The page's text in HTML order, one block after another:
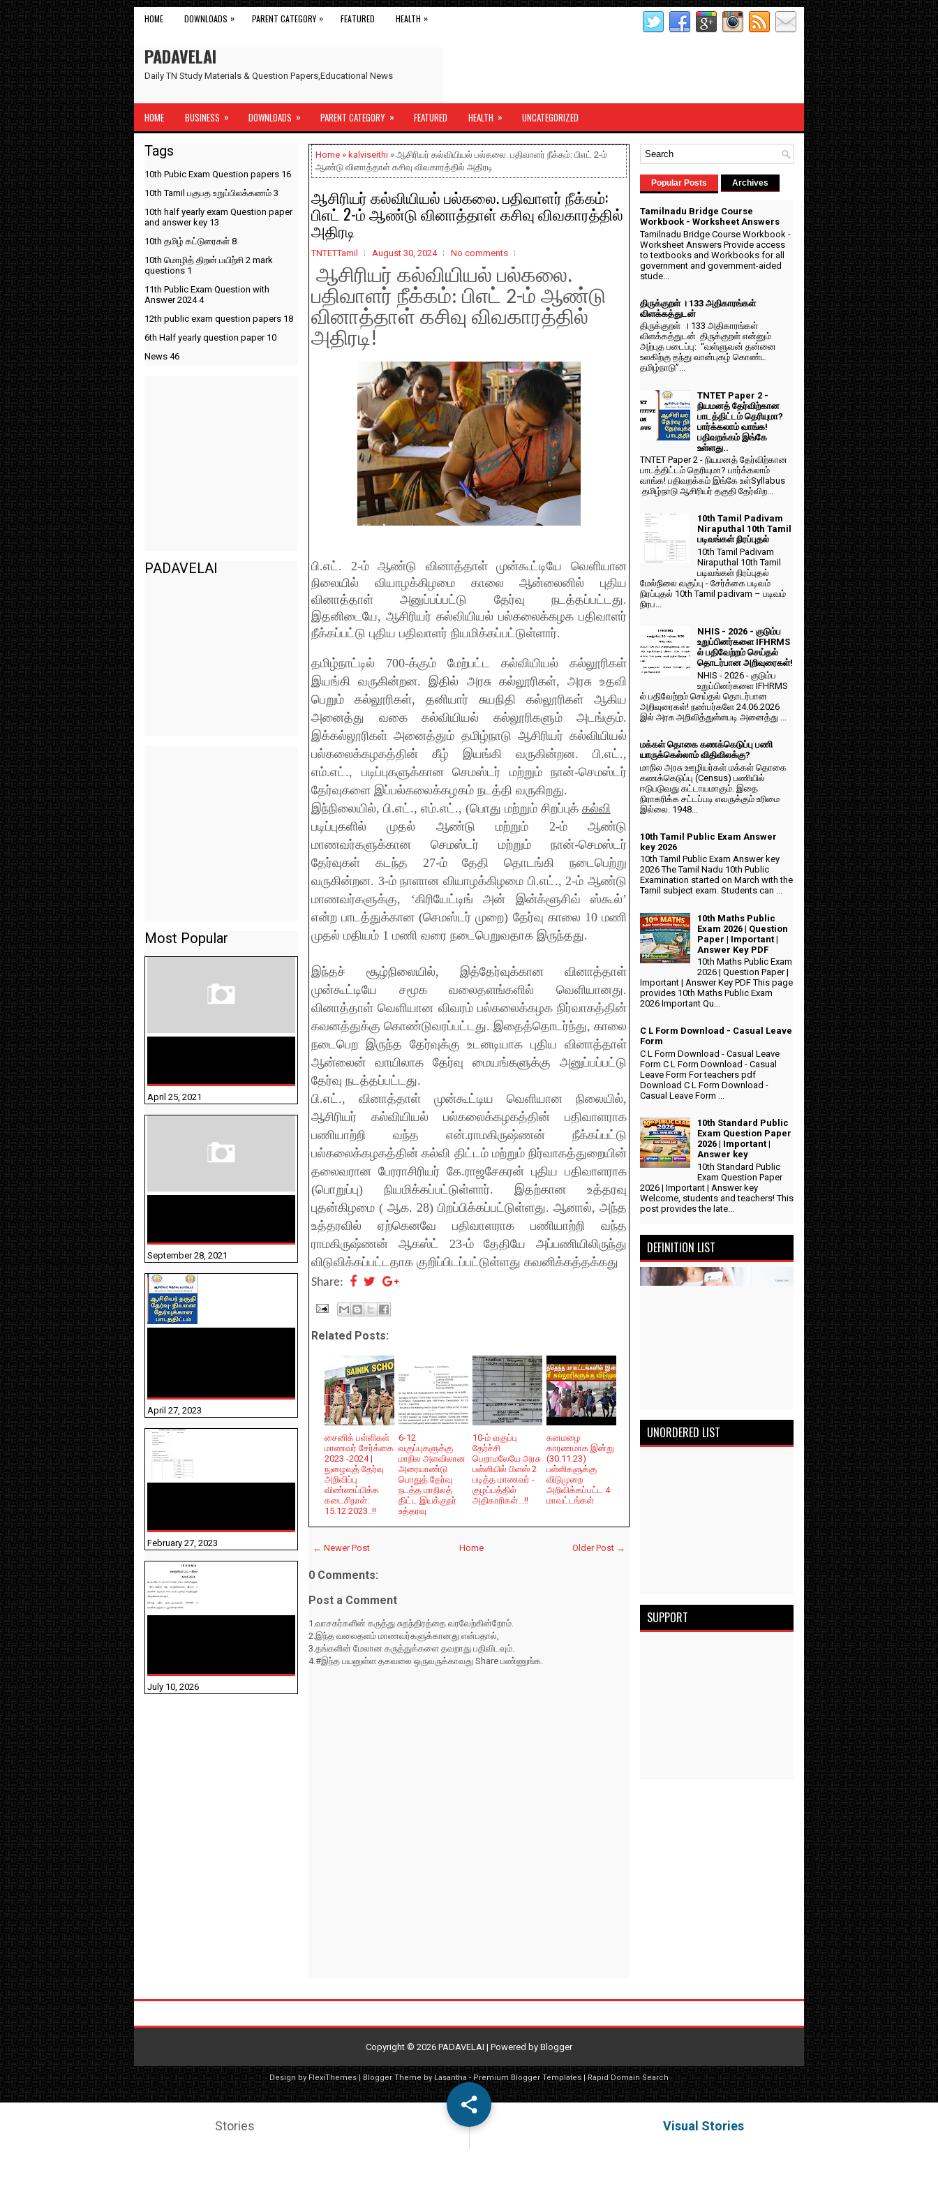
HOME DOWNLOADS » PARENT CATEGORY » FEATURED HEALTH »
PADAVELAI
Daily TN Study Materials & Question Papers,Educational News
HOME BUSINESS » DOWNLOADS » PARENT CATEGORY » FEATURED HEALTH » UNCATEGORIZED
Home » kalviseithi » ஆசிரியர் கல்வியியல் பல்கலை. பதிவாளர் நீக்கம்: பிஎட் 2-ம்
ஆண்டு வினாத்தாள் கசிவு விவகாரத்தில் அதிரடி
ஆசிரியர் கல்வியியல் பல்கலை. பதிவாளர் நீக்கம்:
பிஎட் 2-ம் ஆண்டு வினாத்தாள் கசிவு விவகாரத்தில்
அதிரடி
TNTETTamil August 30, 2024 No comments
ஆசிரியர் கல்வியியல் பல்கலை.
பதிவாளர் நீக்கம்: பிஎட் 2-ம் ஆண்டு
வினாத்தாள் கசிவு விவகாரத்தில்
அதிரடி!
பி.எட். 2-ம் ஆண்டு வினாத்தாள் முன்கூட்டியே வெளியான
நிலையில் வியாழக்கிழமை காலை ஆன்லைனில் புதிய
வினாத்தாள் அனுப்பப்பட்டு தேர்வு நடத்தப்பட்டது.
இதனிடையே, ஆசிரியர் கல்வியியல் பல்கலைக்கழக பதிவாளர்
நீக்கப்பட்டு புதிய பதிவாளர் நியமிக்கப்பட்டுள்ளார்.
தமிழ்நாட்டில் 700-க்கும் மேற்பட்ட கல்வியியல் கல்லூரிகள்
இயங்கி வருகின்றன. இதில் அரசு கல்லூரிகள், அரசு உதவி
பெறும் கல்லூரிகள், தனியார் சுயநிதி கல்லூரிகள் ஆகிய
அனைத்து வகை கல்வியியல் கல்லூரிகளும் அடங்கும்.
இக்கல்லூரிகள் அனைத்தும் தமிழ்நாடு ஆசிரியர் கல்வியியல்
பல்கலைக்கழகத்தின் கீழ் இயங்கி வருகின்றன. பி.எட்.,
எம்.எட்., படிப்புகளுக்கான செமஸ்டர் மற்றும் நான்-செமஸ்டர்
தேர்வுகளை இப்பல்கலைக்கழகம் நடத்தி வருகிறது.
இந்நிலையில், பி.எட்., எம்.எட்., (பொது மற்றும் சிறப்புக் கல்வி
படிப்புகளில் முதல் ஆண்டு மற்றும் 2-ம் ஆண்டு
மாணவர்களுக்கான செமஸ்டர் மற்றும் நான்-செமஸ்டர்
தேர்வுகள் கடந்த 27-ம் தேதி தொடங்கி நடைபெற்று
வருகின்றன. 3-ம் நாளான வியாழக்கிழமை பி.எட்., 2-ம் ஆண்டு
மாணவர்களுக்கு, ‘கிரியேட்டிங் அன் இன்க்ளூசிவ் ஸ்கூல்’
என்ற பாடத்துக்கான (செமஸ்டர் முறை) தேர்வு காலை 10 மணி
முதல் மதியம் 1 மணி வரை நடைபெறுவதாக இருந்தது.
இந்தச் சூழ்நிலையில், இத்தேர்வுக்கான வினாத்தாள்
முன்கூட்டியே சமூக வலைதளங்களில் வெளியானது.
வினாத்தாள் வெளியான விவரம் பல்கலைக்கழக நிர்வாகத்தின்
கவனத்துக்கு கொண்டுவரப்பட்டது. இதைத்தொடர்ந்து, காலை
நடைபெற இருந்த தேர்வுக்கு உடனடியாக புதிய வினாத்தாள்
ஆன்லைன் வாயிலாக தேர்வு மையங்களுக்கு அனுப்பப்பட்டு
தேர்வு நடத்தப்பட்டது.
பி.எட்., வினாத்தாள் முன்கூட்டிய வெளியான நிலையில்,
ஆசிரியர் கல்வியியல் பல்கலைக்கழகத்தின் பதிவாளராக
பணியாற்றி வந்த என்.ராமகிருஷ்ணன் நீக்கப்பட்டு
பல்கலைக்கழகத்தின் கல்வி திட்டம் மற்றும் நிர்வாகத்துறையின்
தலைவரான பேரராசிரியர் கே.ராஜசேகரன் புதிய பதிவாளராக
(பொறுப்பு) நியமிக்கப்பட்டுள்ளார். இதற்கான உத்தரவு
புதன்கிழமை ( ஆக. 28) பிறப்பிக்கப்பட்டுள்ளது. ஆனால், அந்த
உத்தரவில் ஏற்கெனவே பதிவாளராக பணியாற்றி வந்த
ராமகிருஷ்ணன் ஆகஸ்ட் 23-ம் தேதியே அப்பணியிலிருந்து
விடுவிக்கப்பட்டதாக குறிப்பிடப்பட்டுள்ளது கவனிக்கத்தக்கது
Share:
Related Posts:
சைனிக் பள்ளிகள்
மாணவர் சேர்க்கை
2023 -2024 |
நுழைவுத் தேர்வு
அறிவிப்பு
விண்ணப்பிக்க
கடைசிநாள்:
15.12.2023..!!
6-12
வகுப்புகளுக்கு
மாநில அளவிலான
அரையாண்டு
பொதுத் தேர்வு
நடத்த மாநிலத்
திட்ட இயக்குநர்
உத்தரவு
10-ம் வகுப்பு
தேர்ச்சி
பெறாமலேயே அரசு
பள்ளியில் பிளஸ் 2
படித்த மாணவர் -
குழப்பத்தில்
அதிகாரிகள்...!!
கனமழை
காரணமாக இன்று
(30.11.23)
பள்ளிகளுக்கு
விடுமுறை
அறிவிக்கப்பட்ட 4
மாவட்டங்கள்
← Newer Post Older Post →
Home
0 Comments:
Post a Comment
1.வாசகர்களின் கருத்து சுதந்திரத்தை வரவேற்கின்றோம்.
2.இந்த வலைதளம் மாணவர்களுக்கானது என்பதால்,
3.தங்களின் மேலான கருத்துக்களை தவறாது பதிவிடவும்.
4.#இந்த பயனுள்ள தகவலை ஒருவருக்காவது Share பண்ணுங்க.
Tags
10th Pubic Exam Question papers 16
10th Tamil பகுபத உறுப்பிலக்கணம் 3
10th half yearly exam Question paper
and answer key 13
10th தமிழ் கட்டுரைகள் 8
10th மொழித் திறன் பயிற்சி 2 mark
questions 1
11th Public Exam Question with
Answer 20244
12th public exam question papers 18
6th Half yearly question paper 10
News 46
PADAVELAI
Most Popular
April 25, 2021
September 28, 2021
April 27, 2023
February 27, 2023
July 10, 2026
Popular Posts Archives
Tamilnadu Bridge Course
Workbook - Worksheet Answers
Tamilnadu Bridge Course Workbook -
Worksheet Answers Provide access
to textbooks and Workbooks for all
government and government-aided
stude...
திருக்குறள் । 133 அதிகாரங்கள்
விளக்கத்துடன்
திருக்குறள் । 133 அதிகாரங்கள்
விளக்கத்துடன் திருக்குறள் என்னும்
அற்புத படைப்பு: “வள்ளுவன் தன்னை
உலகிற்கு தந்து வான்புகழ் கொண்ட
தமிழ்நாடு”...
TNTET Paper 2 -
நியமனத் தேர்விற்கான
பாடத்திட்டம் தெரியுமா?
பார்க்கலாம் வாங்க!
பதிவறக்கம் இங்கே
உள்ளது..
TNTET Paper 2 - நியமனத் தேர்விற்கான
பாடத்திட்டம் தெரியுமா? பார்க்கலாம்
வாங்க! பதிவறக்கம் இங்கே உள்Syllabus
தமிழ்நாடு ஆசிரியர் தகுதி தேர்விற...
10th Tamil Padivam
Niraputhal 10th Tamil
படிவங்கள் நிரப்புதல்
10th Tamil Padivam
Niraputhal 10th Tamil
படிவங்கள் நிரப்புதல்
மேல்நிலை வகுப்பு - சேர்க்கை படிவம்
நிரப்புதல் 10th Tamil padivam – படிவம்
நிரப...
NHIS - 2026 - குடும்ப
உறுப்பினர்களை IFHRMS
ல் பதிவேற்றம் செய்தல்
தொடர்பான அறிவுரைகள்!
NHIS - 2026 - குடும்ப
உறுப்பினர்களை IFHRMS
ல் பதிவேற்றம் செய்தல் தொடர்பான
அறிவுரைகள்! நண்பர்களே 24.06.2026
இல் அரசு அறிவித்துள்ளபடி அனைத்து ...
மக்கள் தொகை கணக்கெடுப்பு பணி
யாருக்கெல்லாம் விதிவிலக்கு?
மாநில அரசு ஊழியர்கள் மக்கள் தொகை
கணக்கெடுப்பு (Census) பணியில்
ஈடுபடுவது கட்டாயமாகும். இதை
நிராகரிக்க சட்டப்படி எவருக்கும் உரிமை
இல்லை. 1948...
10th Tamil Public Exam Answer
key 2026
10th Tamil Public Exam Answer key
2026 The Tamil Nadu 10th Public
Examination started on March with the
Tamil subject exam. Students can ...
10th Maths Public
Exam 2026 | Question
Paper | Important |
Answer Key PDF
10th Maths Public Exam
2026 | Question Paper |
Important | Answer Key PDF This page
provides 10th Maths Public Exam
2026 Important Qu...
C L Form Download - Casual Leave
Form
C L Form Download - Casual Leave
Form C L Form Download - Casual
Leave Form For teachers pdf
Download C L Form Download -
Casual Leave Form ...
10th Standard Public
Exam Question Paper
2026 | Important |
Answer key
10th Standard Public
Exam Question Paper
2026 | Important | Answer key
Welcome, students and teachers! This
post provides the late...
DEFINITION LIST
UNORDERED LIST
SUPPORT
Copyright © 2026 PADAVELAI | Powered by Blogger
Design byFlexiThemes | Blogger Theme byLasantha -Premium Blogger Templates |Rapid Domain Search
Stories Visual Stories